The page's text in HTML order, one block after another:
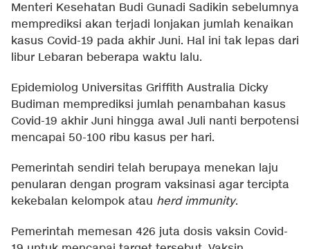
Menteri Kesehatan Budi Gunadi Sadikin sebelumnya
memprediksi akan terjadi lonjakan jumlah kenaikan
kasus Covid-19 pada akhir Juni. Hal ini tak lepas dari
libur Lebaran beberapa waktu lalu.
Epidemiolog Universitas Griffith Australia Dicky
Budiman memprediksi jumlah penambahan kasus
Covid-19 akhir Juni hingga awal Juli nanti berpotensi
mencapai 50-100 ribu kasus per hari.
Pemerintah sendiri telah berupaya menekan laju
penularan dengan program vaksinasi agar tercipta
kekebalan kelompok atau herd immunity.
Pemerintah memesan 426 juta dosis vaksin Covid-